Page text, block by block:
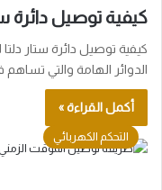
كيفية توصيل دائرة
كيفية توصيل دائرة ستار
الدوائر الهامة والتي تساهم
أكمل القراءة »
التحكم الكهربائي